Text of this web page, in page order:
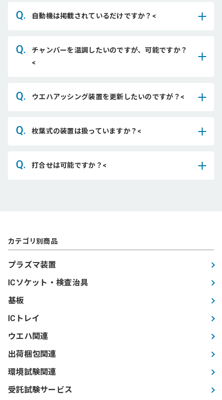
Q. 自動機は掲載されているだけですか？<
Q.
チャンバーを温調したいのですが、可能ですか？
<
Q. ウエハアッシング装置を更新したいのですが？<
Q. 枚葉式の装置は扱っていますか？<
Q. 打合せは可能ですか？<
カテゴリ別商品
プラズマ装置
ICソケット・検査治具
基板
ICトレイ
ウエハ関連
出荷梱包関連
環境試験関連
受託試験サービス